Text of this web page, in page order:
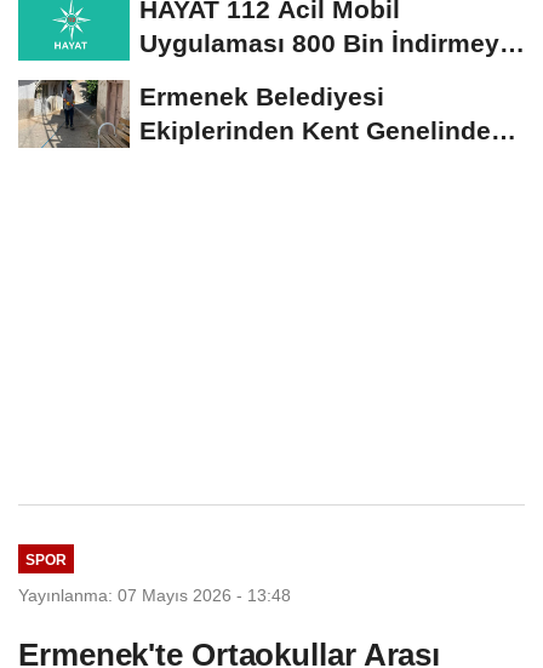
HAYAT 112 Acil Mobil
Uygulaması 800 Bin İndirmeyi
Ermenek Belediyesi
Ekiplerinden Kent Genelinde
SPOR
Yayınlanma: 07 Mayıs 2026 - 13:48
Ermenek'te Ortaokullar Arası